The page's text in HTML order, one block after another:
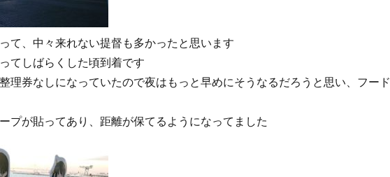
て、中々来れない提督も多かったと思います
てしばらくした頃到着です
理券なしになっていたので夜はもっと早めにそうなるだろうと思い、フード
プが貼ってあり、距離が保てるようになってました